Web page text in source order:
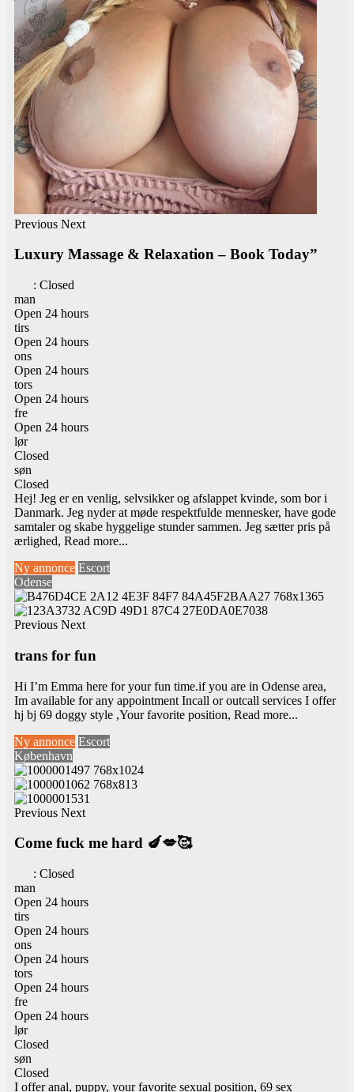
Previous Next
Luxury Massage & Relaxation – Book Today”
: Closed
man
Open 24 hours
tirs
Open 24 hours
ons
Open 24 hours
tors
Open 24 hours
fre
Open 24 hours
lør
Closed
søn
Closed
Hej! Jeg er en venlig, selvsikker og afslappet kvinde, som bor i
Danmark. Jeg nyder at møde respektfulde mennesker, have gode
samtaler og skabe hyggelige stunder sammen. Jeg sætter pris på
ærlighed, Read more...
Ny annonce Escort
Odense
Previous Next
trans for fun
Hi I’m Emma here for your fun time.if you are in Odense area,
Im available for any appointment Incall or outcall services I offer
hj bj 69 doggy style ,Your favorite position, Read more...
Ny annonce Escort
København
Previous Next
Come fuck me hard 🍆💋🥰
: Closed
man
Open 24 hours
tirs
Open 24 hours
ons
Open 24 hours
tors
Open 24 hours
fre
Open 24 hours
lør
Closed
søn
Closed
I offer anal, puppy, your favorite sexual position, 69 sex